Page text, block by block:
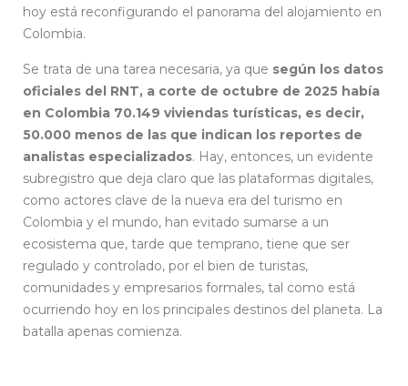
hoy está reconfigurando el panorama del alojamiento en
Colombia.
Se trata de una tarea necesaria, ya que según los datos
oficiales del RNT, a corte de octubre de 2025 había
en Colombia 70.149 viviendas turísticas, es decir,
50.000 menos de las que indican los reportes de
analistas especializados. Hay, entonces, un evidente
subregistro que deja claro que las plataformas digitales,
como actores clave de la nueva era del turismo en
Colombia y el mundo, han evitado sumarse a un
ecosistema que, tarde que temprano, tiene que ser
regulado y controlado, por el bien de turistas,
comunidades y empresarios formales, tal como está
ocurriendo hoy en los principales destinos del planeta. La
batalla apenas comienza.